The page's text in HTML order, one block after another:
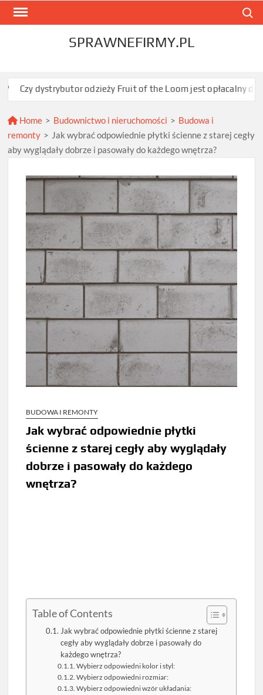
Skip
SPRAWNEFIRMY.PL
odzieży Fruit of the Loom jest opłacalny dla JDG
Home > Budownictwo i nieruchomości > Budowa i
remonty > Jak wybrać odpowiednie płytki ścienne z starej cegły
aby wyglądały dobrze i pasowały do każdego wnętrza?
BUDOWA I REMONTY
Jak wybrać odpowiednie płytki
ścienne z starej cegły aby wyglądały
dobrze i pasowały do każdego
wnętrza?
Table of Contents
Jak wybrać odpowiednie płytki ścienne z starej
cegły aby wyglądały dobrze i pasowały do
każdego wnętrza?
Wybierz odpowiedni kolor i styl:
Wybierz odpowiedni rozmiar:
Wybierz odpowiedni wzór układania: